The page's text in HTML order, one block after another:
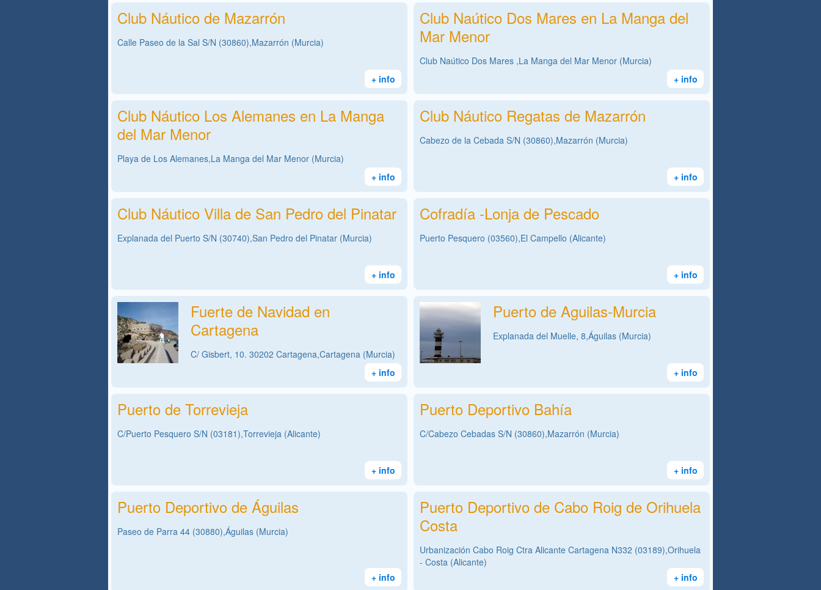
Club Náutico de Mazarrón
Calle Paseo de la Sal S/N (30860),Mazarrón (Murcia)
+ info
Club Naútico Dos Mares en La Manga del
Mar Menor
Club Naútico Dos Mares ,La Manga del Mar Menor (Murcia)
+ info
Club Náutico Los Alemanes en La Manga
del Mar Menor
Playa de Los Alemanes,La Manga del Mar Menor (Murcia)
+ info
Club Náutico Regatas de Mazarrón
Cabezo de la Cebada S/N (30860),Mazarrón (Murcia)
+ info
Club Náutico Villa de San Pedro del Pinatar
Explanada del Puerto S/N (30740),San Pedro del Pinatar (Murcia)
+ info
Cofradía -Lonja de Pescado
Puerto Pesquero (03560),El Campello (Alicante)
+ info
Fuerte de Navidad en
Cartagena
C/ Gisbert, 10. 30202 Cartagena,Cartagena (Murcia)
+ info
Puerto de Aguilas-Murcia
Explanada del Muelle, 8,Águilas (Murcia)
+ info
Puerto de Torrevieja
C/Puerto Pesquero S/N (03181),Torrevieja (Alicante)
+ info
Puerto Deportivo Bahía
C/Cabezo Cebadas S/N (30860),Mazarrón (Murcia)
+ info
Puerto Deportivo de Águilas
Paseo de Parra 44 (30880),Águilas (Murcia)
+ info
Puerto Deportivo de Cabo Roig de Orihuela
Costa
Urbanización Cabo Roig Ctra Alicante Cartagena N332 (03189),Orihuela
- Costa (Alicante)
+ info